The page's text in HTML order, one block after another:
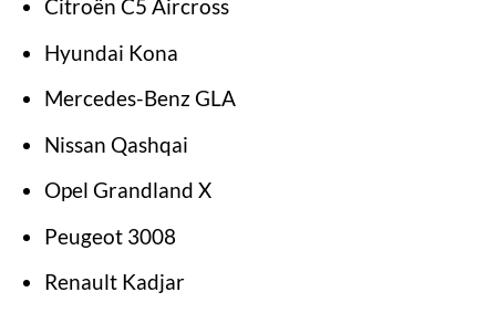
Citroën C5 Aircross
Hyundai Kona
Mercedes-Benz GLA
Nissan Qashqai
Opel Grandland X
Peugeot 3008
Renault Kadjar